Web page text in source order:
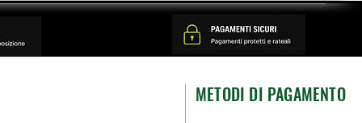
METODI DI PAGAMENTO